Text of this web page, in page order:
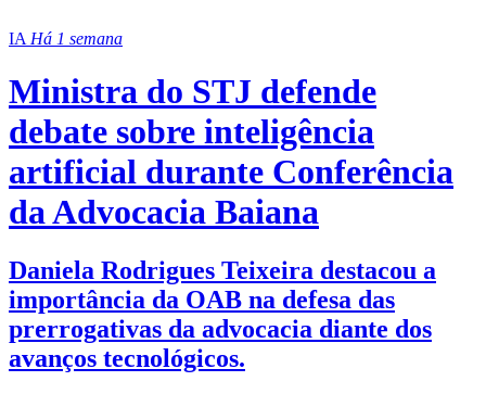
IA Há 1 semana
Ministra do STJ defende
debate sobre inteligência
artificial durante Conferência
da Advocacia Baiana
Daniela Rodrigues Teixeira destacou a
importância da OAB na defesa das
prerrogativas da advocacia diante dos
avanços tecnológicos.